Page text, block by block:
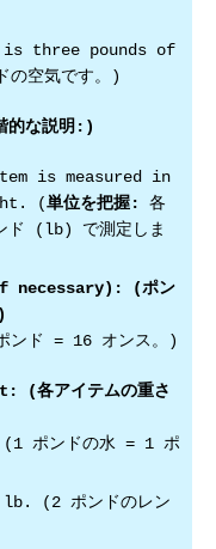
three pounds of
空気です。)
な説明:)
is measured in
(単位を把握:
各
ド (lb) で測定しま
necessary): (ポン
ド = 16 オンス。)
(各アイテムの重さ
ポンドの水 = 1 ポ
(2 ポンドのレン